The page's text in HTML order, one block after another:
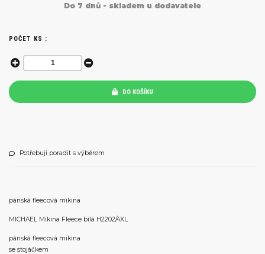
Do 7 dnů - skladem u dodavatele
POČET KS :
DO KOŠÍKU
Potřebuji poradit s výběrem
pánská fleecová mikina
MICHAEL Mikina Fleece bílá H2202/4XL
pánská fleecová mikina
se stojáčkem